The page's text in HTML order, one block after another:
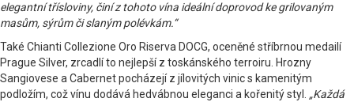
elegantní třísloviny, činí z tohoto vína ideální doprovod ke grilovaným
masům, sýrům či slaným polévkám.“
Také Chianti Collezione Oro Riserva DOCG, oceněné stříbrnou medailí
Prague Silver, zrcadlí to nejlepší z toskánského terroiru. Hrozny
Sangiovese a Cabernet pocházejí z jílovitých vinic s kamenitým
podložím, což vínu dodává hedvábnou eleganci a kořenitý styl. „Každá